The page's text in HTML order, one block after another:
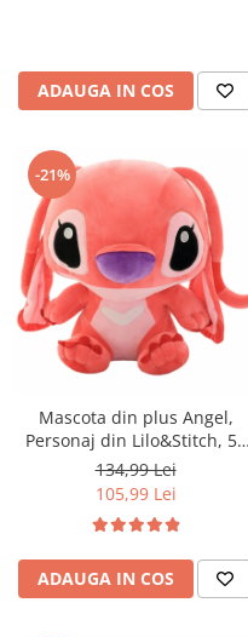
ADAUGA IN COS
-21%
Mascota din plus Angel,
Personaj din Lilo&Stitch, 50
cm
134,99 Lei
105,99 Lei
ADAUGA IN COS